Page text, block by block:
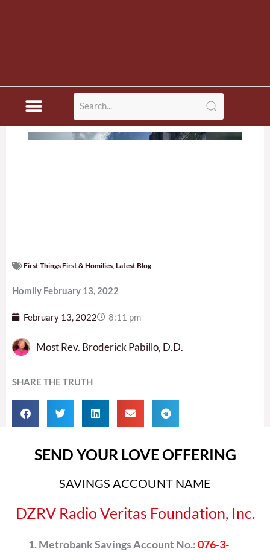
First Things First & Homilies Latest Blog
Homily February 13, 2022
February 13, 2022 8:11 pm
Most Rev. Broderick Pabillo, D.D.
SHARE THE TRUTH
SEND YOUR LOVE OFFERING
SAVINGS ACCOUNT NAME
DZRV Radio Veritas Foundation, Inc.
Metrobank Savings Account No.:076-3-